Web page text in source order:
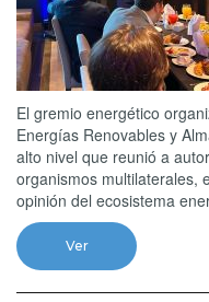
El gremio energético
Energías Renovables y
alto nivel que reunió a
organismos multilaterales,
opinión del ecosistema
Ver